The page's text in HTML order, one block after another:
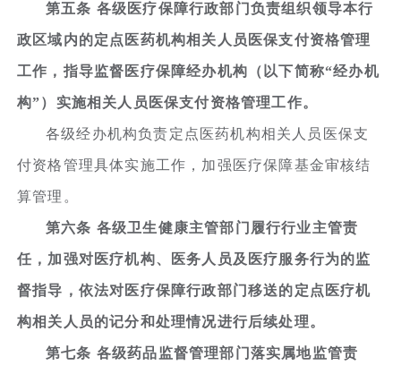
第五条 各级医疗保障行政部门负责组织领导本行
政区域内的定点医药机构相关人员医保支付资格管理
工作，指导监督医疗保障经办机构（以下简称“经办机
构”）实施相关人员医保支付资格管理工作。
各级经办机构负责定点医药机构相关人员医保支
付资格管理具体实施工作，加强医疗保障基金审核结
算管理。
第六条 各级卫生健康主管部门履行行业主管责
任，加强对医疗机构、医务人员及医疗服务行为的监
督指导，依法对医疗保障行政部门移送的定点医疗机
构相关人员的记分和处理情况进行后续处理。
第七条 各级药品监督管理部门落实属地监管责